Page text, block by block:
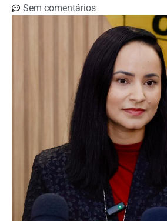
Sem comentários